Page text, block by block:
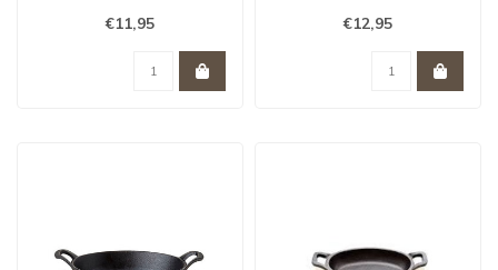
PORK.
VLEESKLAUWEN.
€11,95
ideaal voor gerechtjes op
€12,95